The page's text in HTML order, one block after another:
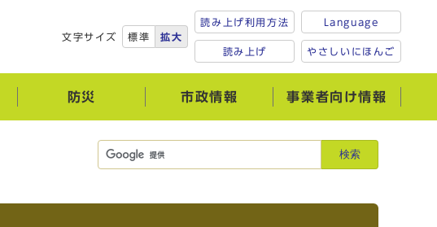
文字サイズ 標準 拡大
読み上げ利用方法
読み上げ
Language
やさしいにほんご
防災 市政情報 事業者向け情報
検索